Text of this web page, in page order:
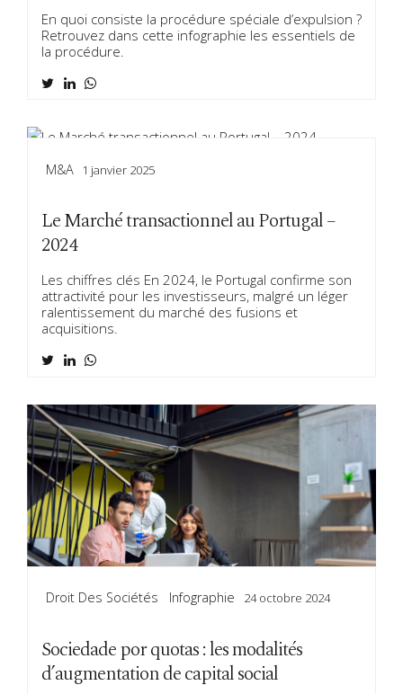
En quoi consiste la procédure spéciale d’expulsion ?
Retrouvez dans cette infographie les essentiels de
la procédure.
M&a 1 janvier 2025
Le Marché transactionnel au Portugal –
2024
Les chiffres clés En 2024, le Portugal confirme son
attractivité pour les investisseurs, malgré un léger
ralentissement du marché des fusions et
acquisitions.
Droit Des Sociétés Infographie 24 octobre 2024
Sociedade por quotas : les modalités
d’augmentation de capital social